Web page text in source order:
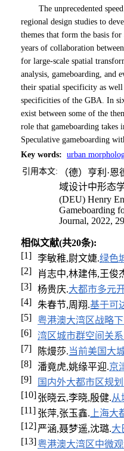
The unprecedented
regional design studies to
themes that form the basis
years of collaboration
for large-scale spatial
analysis, gameboarding, and
their spatial specificity as well
specificities of the GBA. In
exist between some of the
role that gameboarding takes
Speculative gameboarding
Key words: urban
引用本文:
（德）亨利·
域设计中形态
(DEU) Henry
Gameboarding
Journal, 2022,
相似文献(共20条):
[1] 李敏稚,尉文婕.绿色
[2]
肖志中,林建伟,王俊
[3] 杨贵庆.大都市多元
[4]
朱春节,周翔.基于可
[5]
粤港澳大湾区战略
[6] 湾区城市群空间关
[7]
陈熳莎.当前美国大
[8]
潘竟虎,姚缘平迎.京
[9]
国内外大都市区规
[10]张晓云,李晓,殷健.
[11] 张萍,张玉鑫. 上海
[12]严涵,聂梦遥,沈璐.大
[13]粤港澳大湾区中微